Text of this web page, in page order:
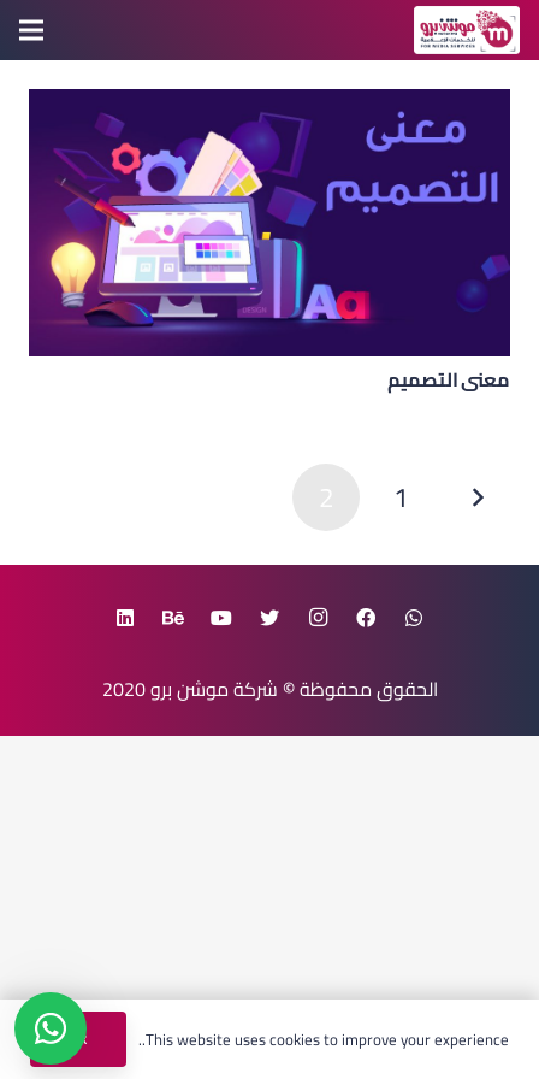
معنى التصميم
1
الحقوق محفوظة© شركة موشن برو2020
This website uses cookies to improve your experience..
Ok